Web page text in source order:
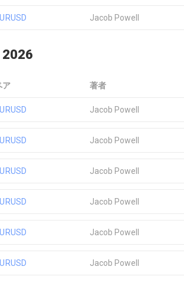
Jacob Powell
2026
ア 著者
Jacob Powell
Jacob Powell
Jacob Powell
Jacob Powell
Jacob Powell
Jacob Powell